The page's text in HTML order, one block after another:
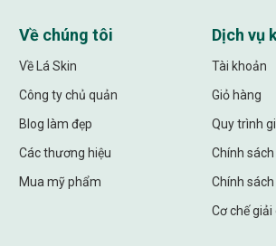
Về chúng tôi
Về Lá Skin
Công ty chủ quản
Blog làm đẹp
Các thương hiệu
Mua mỹ phẩm
Dịch vụ
Tài khoản
Giỏ hàng
Quy trình
Chính
Chính
Cơ chế